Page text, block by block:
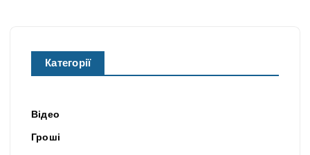
Категорії
Відео
Гроші